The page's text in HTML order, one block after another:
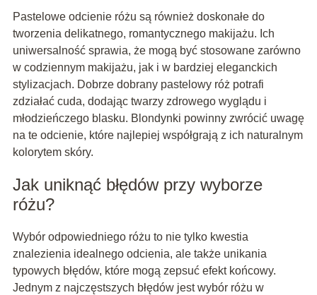
Pastelowe odcienie różu są również doskonałe do
tworzenia delikatnego, romantycznego makijażu. Ich
uniwersalność sprawia, że mogą być stosowane zarówno
w codziennym makijażu, jak i w bardziej eleganckich
stylizacjach. Dobrze dobrany pastelowy róż potrafi
zdziałać cuda, dodając twarzy zdrowego wyglądu i
młodzieńczego blasku. Blondynki powinny zwrócić uwagę
na te odcienie, które najlepiej współgrają z ich naturalnym
kolorytem skóry.
Jak uniknąć błędów przy wyborze
różu?
Wybór odpowiedniego różu to nie tylko kwestia
znalezienia idealnego odcienia, ale także unikania
typowych błędów, które mogą zepsuć efekt końcowy.
Jednym z najczęstszych błędów jest wybór różu w